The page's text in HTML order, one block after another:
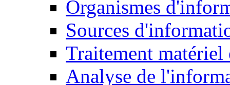
Organismes
Sources
Traitement matériel
Analyse de